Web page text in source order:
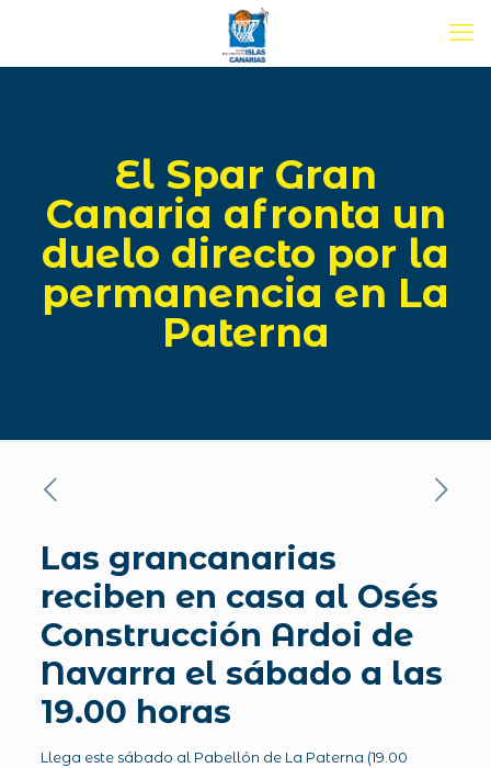
El Spar Gran
Canaria afronta un
duelo directo por la
permanencia en La
Paterna
Las grancanarias
reciben en casa al Osés
Construcción Ardoi de
Navarra el sábado a las
19.00 horas
Llega este sábado al Pabellón de La Paterna (19.00